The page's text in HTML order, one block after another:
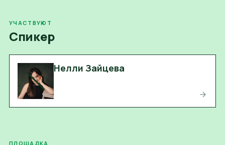
УЧАСТВУЮТ
Спикер
Нелли Зайцева
ПЛОЩАДКА